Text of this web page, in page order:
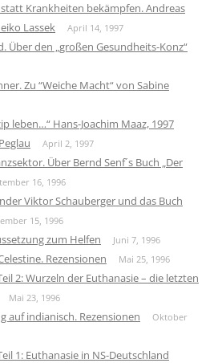
Krankheiten bekämpfen. Andreas
Lassek
April 14, 1997
Über den „großen Gesundheits-Konz“
Zu “Weiche Macht“ von Sabine
leben…“ Hans-Joachim Maaz, 1997
April 2, 1997
Über Bernd Senf´s Buch „Der
16, 1996
Viktor Schauberger und das Buch
15, 1996
zum Helfen Juni 7, 1996
Rezensionen Mai 25, 1996
2: Wurzeln der Euthanasie – die letzten
Mai 23, 1996
auf indianisch. Rezensionen
Oktober
1: Euthanasie in NS-Deutschland